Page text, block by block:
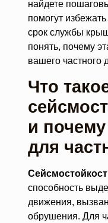
найдете
помогут
срок службы
понять, почему
вашего частного
Что
и
для
способность
движения,
обрушения. Для